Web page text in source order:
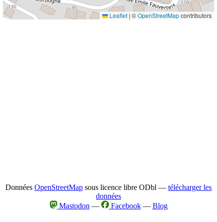
Leaflet | ©OpenStreetMapcontributors
Données OpenStreetMap sous licence libre ODbl — télécharger les
données
Mastodon — Facebook— Blog